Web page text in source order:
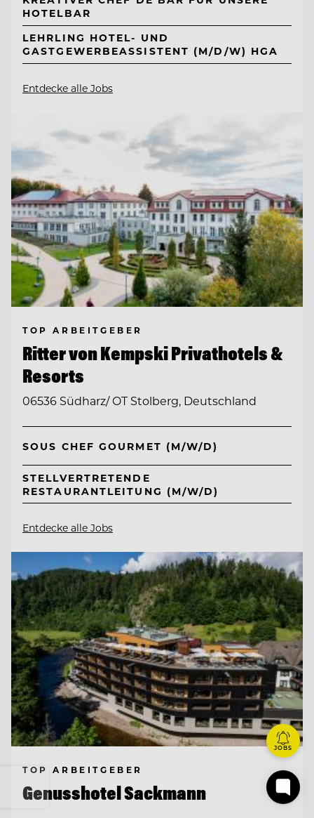
HOTELBAR
LEHRLING HOTEL- UND
GASTGEWERBEASSISTENT (M/D/W) HGA
Entdecke alle Jobs
TOP ARBEITGEBER
Ritter von Kempski Privathotels &
Resorts
06536 Südharz/ OT Stolberg, Deutschland
SOUS CHEF GOURMET (M/W/D)
STELLVERTRETENDE
RESTAURANTLEITUNG (M/W/D)
Entdecke alle Jobs
TOP ARBEITGEBER
Genusshotel Sackmann
JOBS